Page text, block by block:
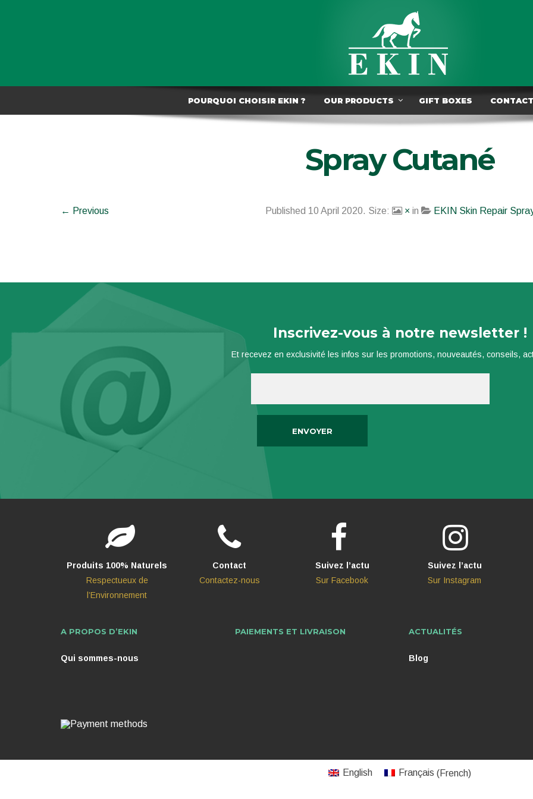
POURQUOI CHOISIR EKIN ? OUR PRODUCTS GIFT BOXES CONTACT
Spray Cutané
Published 10 April 2020. Size: × in EKIN Skin Repair
← Previous
Inscrivez-vous à notre newsletter !
Et recevez en exclusivité les infos sur les promotions, nouveautés, conseils,
Produits 100% Naturels
Respectueux de
l’Environnement
Contact
Contactez-nous
Suivez l’actu
Sur Facebook
Suivez l’actu
Sur Instagram
A PROPOS D’EKIN
Qui sommes-nous
PAIEMENTS ET LIVRAISON ACTUALITÉS
Blog
English Français (French)